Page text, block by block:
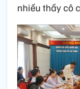
nhiều thầy cô